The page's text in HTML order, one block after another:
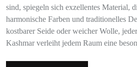
sind, spiegeln sich exzellentes Material,
harmonische Farben und traditionelles
kostbarer Seide oder weicher Wolle,
Kashmar verleiht jedem Raum eine